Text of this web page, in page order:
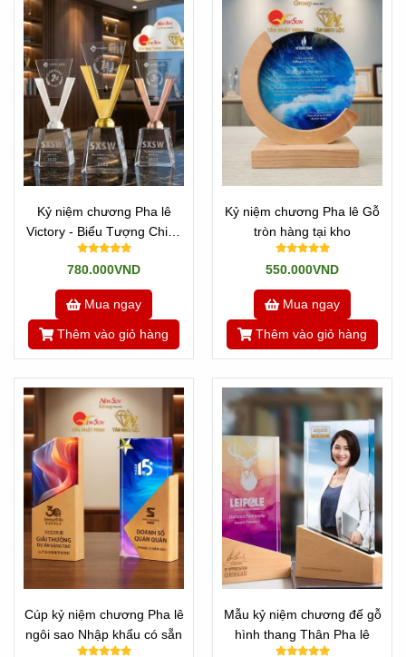
Kỷ niệm chương Pha lê
Victory - Biểu Tượng Chiến
Thắng
780.000VND
Mua ngay
Thêm vào giỏ hàng
Kỷ niệm chương Pha lê Gỗ
tròn hàng tại kho
550.000VND
Mua ngay
Thêm vào giỏ hàng
Cúp kỷ niệm chương Pha lê
ngôi sao Nhập khẩu có sẵn
Mẫu kỷ niệm chương đế gỗ
hình thang Thân Pha lê